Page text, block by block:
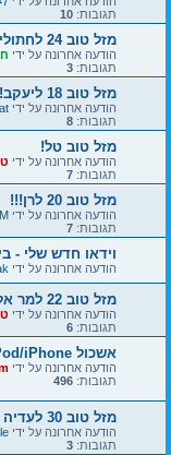
תגובות: 10
מזל טוב 24 לחתוליס !
הודעה אחרונה על ידי
תגובות: 3
מזל טוב 18 ליעקב!!!
הודעה אחרונה על ידי
תגובות: 8
מזל טוב טל!
הודעה אחרונה על ידי
תגובות: 7
מזל טוב 20 לרן!!!
הודעה אחרונה על ידי
תגובות: 7
וידאו חדש שלי -
הודעה אחרונה על ידי
מזל טוב 22 למר אליאל (MrRed)
הודעה אחרונה על ידי
תגובות: 6
אשכול iPad/iPod/iPhone
הודעה אחרונה על ידי
תגובות: 496
מזל טוב 30 לעדיה !
הודעה אחרונה על ידי
תגובות: 3